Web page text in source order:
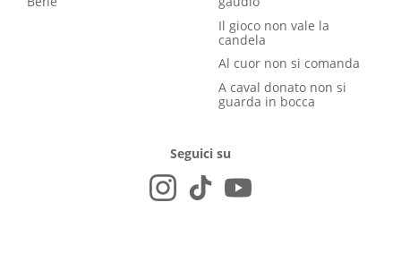
Il gioco non vale la
candela
Al cuor non si comanda
A caval donato non si
guarda in bocca
Seguici su